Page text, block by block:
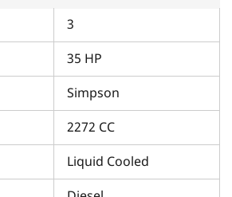
CC का सिम्पसन इंजन लगा है जो 35
लिक्विड-कूल्ड सिस्टम एवं इनलाइन फ्यूल पंप
पार्शियल कॉन्स्टेंट मेश गियरबॉक्स के साथ
+ 2 रिवर्स गियर स्पीड मिलती है एवं गियर
में है। ट्रैक्टर की अधिकतम फॉरवर्ड स्पीड
3
35 HP
Simpson
2272 CC
Liquid Cooled